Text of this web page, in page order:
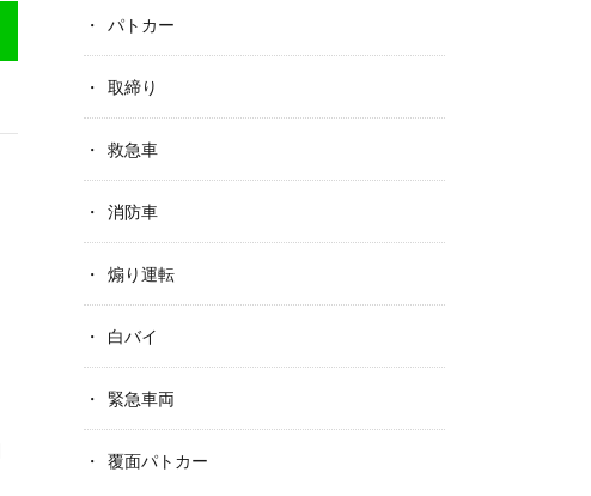
パトカー
取締り
救急車
消防車
煽り運転
白バイ
緊急車両
覆面パトカー